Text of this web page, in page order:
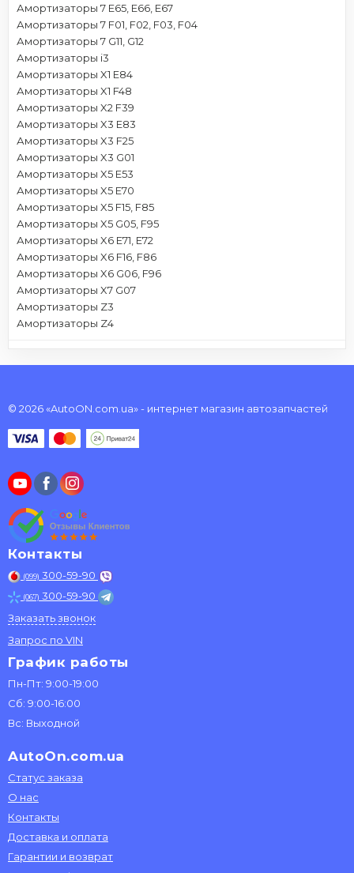
Амортизаторы 7 E65, E66, E67
Амортизаторы 7 F01, F02, F03, F04
Амортизаторы 7 G11, G12
Амортизаторы i3
Амортизаторы X1 E84
Амортизаторы X1 F48
Амортизаторы X2 F39
Амортизаторы X3 E83
Амортизаторы X3 F25
Амортизаторы X3 G01
Амортизаторы X5 E53
Амортизаторы X5 E70
Амортизаторы X5 F15, F85
Амортизаторы X5 G05, F95
Амортизаторы X6 E71, E72
Амортизаторы X6 F16, F86
Амортизаторы X6 G06, F96
Амортизаторы X7 G07
Амортизаторы Z3
Амортизаторы Z4
© 2026 «AutoON.com.ua» - интернет магазин автозапчастей
Контакты
(099) 300-59-90
(067) 300-59-90
Заказать звонок
Запрос по VIN
График работы
Пн-Пт: 9:00-19:00
Сб: 9:00-16:00
Вс: Выходной
AutoOn.com.ua
Статус заказа
О нас
Контакты
Доставка и оплата
Гарантии и возврат